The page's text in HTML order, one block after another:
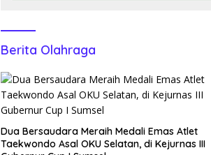
Berita Olahraga
Dua Bersaudara Meraih Medali Emas Atlet
Taekwondo Asal OKU Selatan, di Kejurnas III